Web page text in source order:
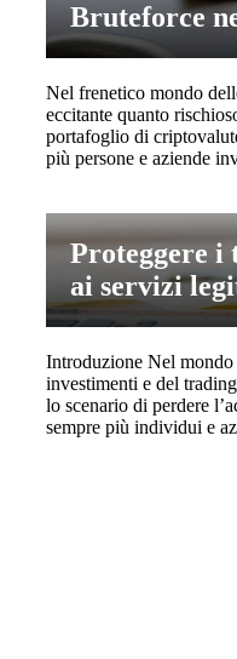
Bruteforce
Nel frenetico mondo
eccitante quanto
portafoglio di
più persone e aziende
Proteggere i
ai servizi
Introduzione Nel
investimenti e del
lo scenario di perdere
sempre più individui e